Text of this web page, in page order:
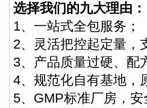
选择我们的九大理由：
1、一站式全包服务；
2、灵活把控起定量，
3、产品质量过硬、配
4、规范化自有基地，
5、GMP标准厂房，安